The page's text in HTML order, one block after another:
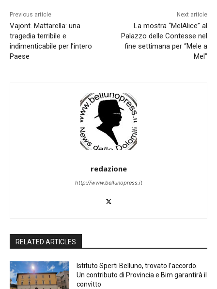
Previous article
Vajont. Mattarella: una
tragedia terribile e
indimenticabile per l’intero
Paese
Next article
La mostra “MelAlice” al
Palazzo delle Contesse nel
fine settimana per “Mele a
Mel”
redazione
http://www.bellunopress.it
RELATED ARTICLES
Istituto Sperti Belluno, trovato l’accordo.
Un contributo di Provincia e Bim garantirà il
convitto